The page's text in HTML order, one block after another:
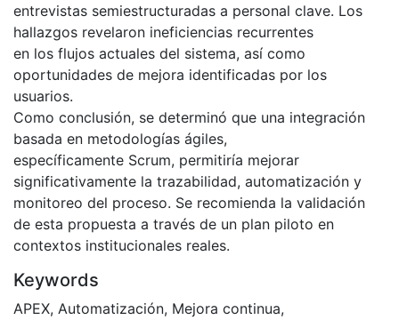
entrevistas semiestructuradas a personal clave. Los
hallazgos revelaron ineficiencias recurrentes
en los flujos actuales del sistema, así como
oportunidades de mejora identificadas por los
usuarios.
Como conclusión, se determinó que una integración
basada en metodologías ágiles,
específicamente Scrum, permitiría mejorar
significativamente la trazabilidad, automatización y
monitoreo del proceso. Se recomienda la validación
de esta propuesta a través de un plan piloto en
contextos institucionales reales.
Keywords
APEX, Automatización, Mejora continua,